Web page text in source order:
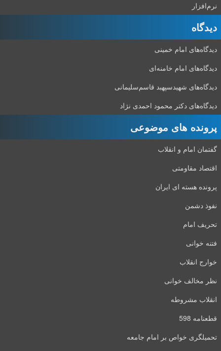
نرم‌افزار
دیدگاه‌
دیدگاه‌های امام خمینی
دیدگاه‌های امام خامنه‌ای
دیدگاه‌های شهید‌سپهبد قاسم‌سلیمانی
دیدگاه‌های دکتر محمود احمدی نژاد
پرونده های موضوعی
گفتمان امام و انقلاب
اقتصاد مقاومتی
پرونده هسته ای ایران
نفوذ دشمن
تحریف امام
فتنه خوانی
خوارج انقلاب
نظر مخالف خوانی
انقلاب مشروطه
قطعنامه 598
تحمیلگری خواص بر امام جامعه